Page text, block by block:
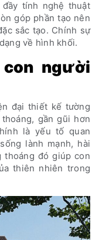
tính nghệ thuật
góp phần tạo nên
sắc tạo. Chính sự
về hình khối.
người
đại thiết kế tường
gần gũi hơn
là yếu tố quan
lành mạnh, hài
thoáng đó giúp con
thiên nhiên trong